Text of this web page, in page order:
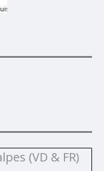
(VD & FR)